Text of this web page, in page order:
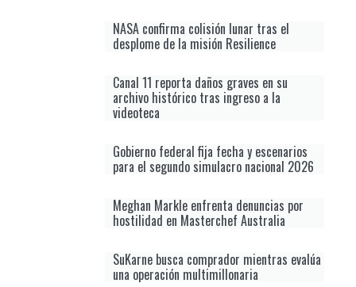
NASA confirma colisión lunar tras el
desplome de la misión Resilience
Canal 11 reporta daños graves en su
archivo histórico tras ingreso a la
videoteca
Gobierno federal fija fecha y escenarios
para el segundo simulacro nacional 2026
Meghan Markle enfrenta denuncias por
hostilidad en Masterchef Australia
SuKarne busca comprador mientras evalúa
una operación multimillonaria